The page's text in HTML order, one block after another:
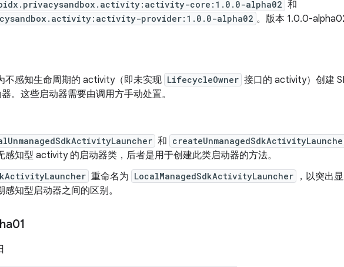
core:1.0.0-alpha02 和
provider:1.0.0-alpha02 。版本 1.0.0-
不感知生命周期的 activity（即未实现 LifecycleOwner 接口的 activity）创建
。这些启动器需要由调用方手动处置。
和
感知型 activity 的启动器类，后者是用于创建此类启动器的方法。
重命名为 LocalManagedSdkActivityLauncher
，以突出
感知型启动器之间的区别。